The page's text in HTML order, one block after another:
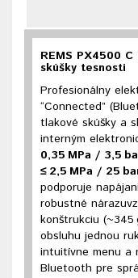
REMS PX4500
skúšky tesnosti
Profesionálny
“Connected”
tlakové skúšky a
interným
0,35 MPa / 3,5
≤ 2,5 MPa / 25
podporuje
robustné
konštrukciu
obsluhu jednou
intuitívne menu a
Bluetooth pre